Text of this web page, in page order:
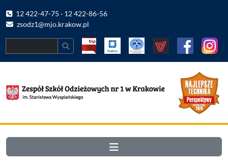
12 422-47-75 · 12 422-86-56
zsodz1@mjo.krakow.pl